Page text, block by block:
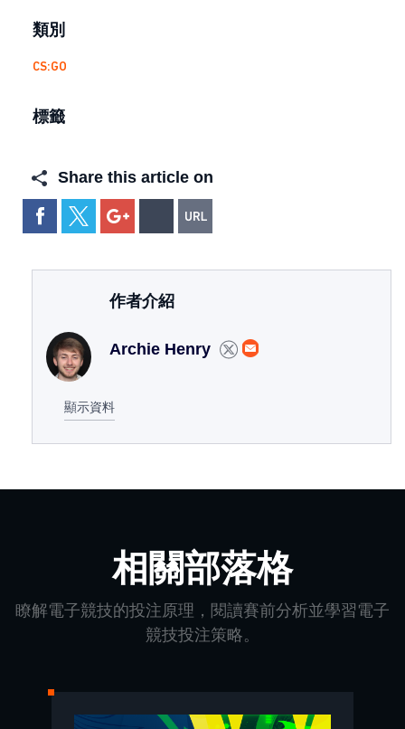
類別
CS:GO
標籤
Share this article on
作者介紹
Archie Henry
顯示資料
相關部落格
瞭解電子競技的投注原理，閱讀賽前分析並學習電子
競技投注策略。